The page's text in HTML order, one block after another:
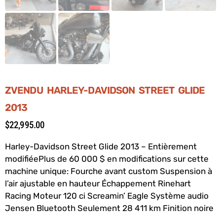
ZVENDU HARLEY-DAVIDSON STREET GLIDE
2013
$22,995.00
Harley-Davidson Street Glide 2013 – Entièrement
modifiéePlus de 60 000 $ en modifications sur cette
machine unique: Fourche avant custom Suspension à
l’air ajustable en hauteur Échappement Rinehart
Racing Moteur 120 ci Screamin’ Eagle Système audio
Jensen Bluetooth Seulement 28 411 km Finition noire